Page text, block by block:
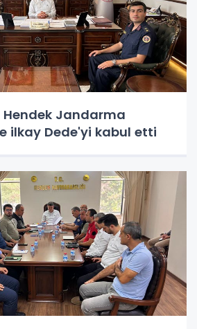
Hendek Jandarma
ilkay Dede'yi kabul etti